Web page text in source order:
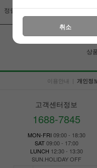
정렬
상
이용안내 | 개인정
고객센터정보
1688-7845
MON-FRI 09:00 - 18:30
SAT09:00 - 17:00
LUNCH 12:30 - 13:30
SUN.HOLIDAY OFF
취소